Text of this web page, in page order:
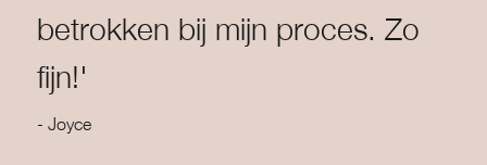
betrokken bij mijn proces. Zo
fijn!'
- Joyce